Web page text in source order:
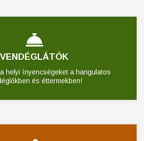
VENDÉGLÁTÓK
helyi ínyencségeket a hangulatos
és éttermekben!